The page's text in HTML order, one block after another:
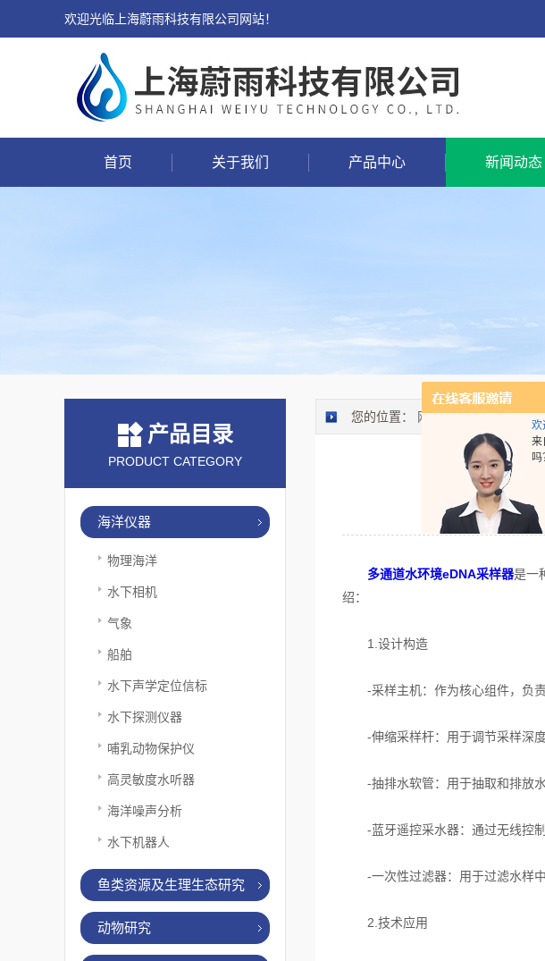
欢
来
吗
欢迎光临上海蔚雨科技有限公司网站！
首页 关于我们 产品中心 新闻动态
产品目录
PRODUCT CATEGORY
海洋仪器
物理海洋
水下相机
气象
船舶
水下声学定位信标
水下探测仪器
哺乳动物保护仪
高灵敏度水听器
海洋噪声分析
水下机器人
鱼类资源及生理生态研究
动物研究
您的位置： 网站首页>新闻资讯>
多通道水环境eDNA采样器是一
绍：
1.设计构造
-采样主机：作为核心组件，负责
-伸缩采样杆：用于调节采样深度
-抽排水软管：用于抽取和排放水
-蓝牙遥控采水器：通过无线控制
-一次性过滤器：用于过滤水样中
2.技术应用